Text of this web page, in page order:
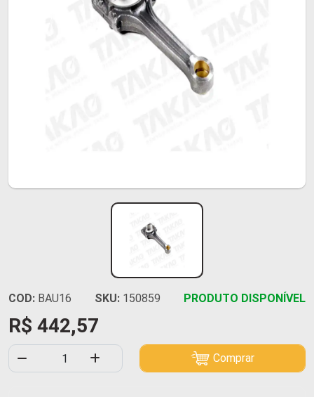
COD: BAU16 SKU: 150859 PRODUTO DISPONÍVEL
R$ 442,57
Comprar